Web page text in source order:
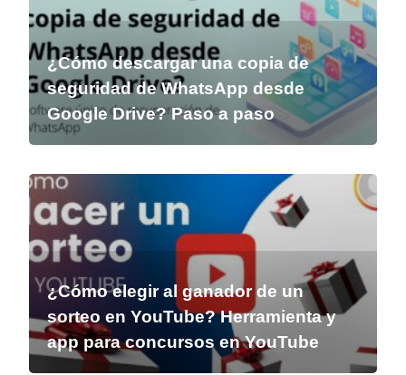
¿Cómo descargar una copia de
seguridad de WhatsApp desde
Google Drive? Paso a paso
¿Cómo elegir al ganador de un
sorteo en YouTube? Herramienta y
app para concursos en YouTube